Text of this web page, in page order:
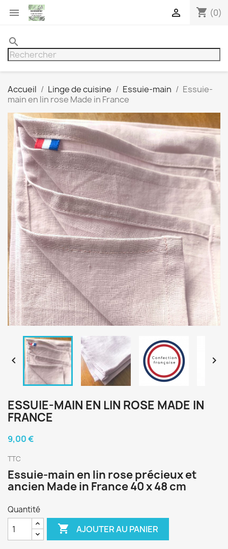
 shopping_cart (0)

search
Accueil Linge de cuisine Essuie-main
Essuie-
main en lin rose Made in France
 
ESSUIE-MAIN EN LIN ROSE MADE IN
FRANCE
9,00 €
TTC
Essuie-main en lin rose précieux et
ancien Made in France 40 x 48 cm
Quantité
 AJOUTER AU PANIER